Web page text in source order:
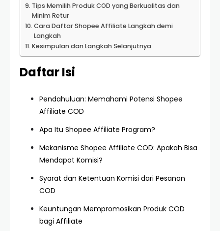
Tips Memilih Produk COD yang Berkualitas dan
Minim Retur
Cara Daftar Shopee Affiliate Langkah demi
Langkah
Kesimpulan dan Langkah Selanjutnya
Daftar Isi
Pendahuluan: Memahami Potensi Shopee
Affiliate COD
Apa Itu Shopee Affiliate Program?
Mekanisme Shopee Affiliate COD: Apakah Bisa
Mendapat Komisi?
Syarat dan Ketentuan Komisi dari Pesanan
COD
Keuntungan Mempromosikan Produk COD
bagi Affiliate